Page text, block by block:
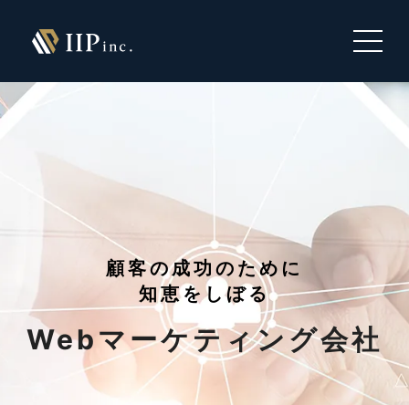
顧客の成功のために
知恵をしぼる
Webマーケティング会社